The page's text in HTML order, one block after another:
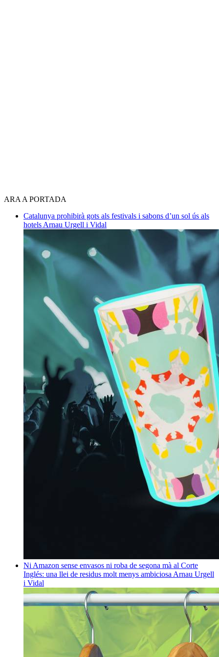
ARA A PORTADA
Catalunya prohibirà gots als festivals i sabons d’un sol ús als
hotels Arnau Urgell i Vidal
Ni Amazon sense envasos ni roba de segona mà al Corte
Inglés: una llei de residus molt menys ambiciosa Arnau Urgell
i Vidal